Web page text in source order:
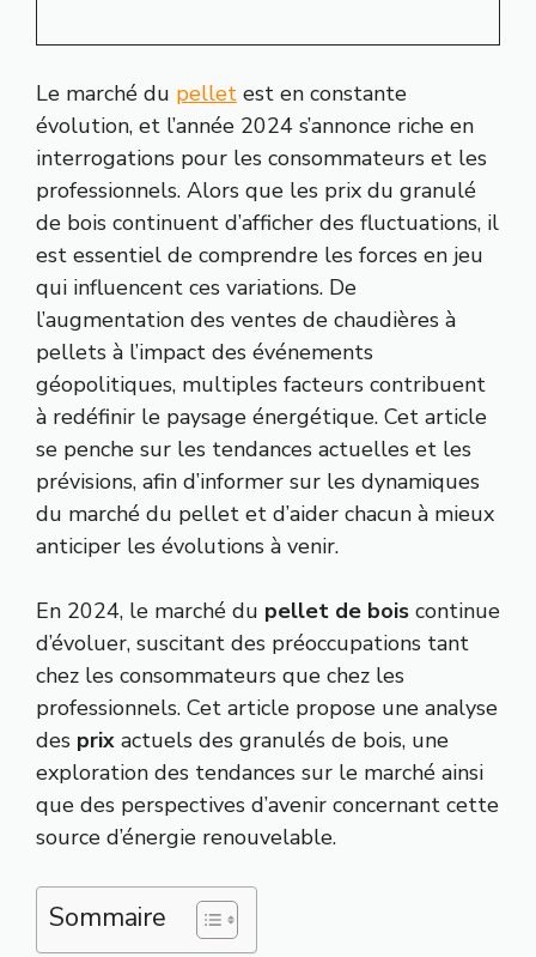
Le marché du pellet est en constante
évolution, et l’année 2024 s’annonce riche en
interrogations pour les consommateurs et les
professionnels. Alors que les prix du granulé
de bois continuent d’afficher des fluctuations, il
est essentiel de comprendre les forces en jeu
qui influencent ces variations. De
l’augmentation des ventes de chaudières à
pellets à l’impact des événements
géopolitiques, multiples facteurs contribuent
à redéfinir le paysage énergétique. Cet article
se penche sur les tendances actuelles et les
prévisions, afin d’informer sur les dynamiques
du marché du pellet et d’aider chacun à mieux
anticiper les évolutions à venir.
En 2024, le marché du pellet de bois continue
d’évoluer, suscitant des préoccupations tant
chez les consommateurs que chez les
professionnels. Cet article propose une analyse
des prix actuels des granulés de bois, une
exploration des tendances sur le marché ainsi
que des perspectives d’avenir concernant cette
source d’énergie renouvelable.
Sommaire